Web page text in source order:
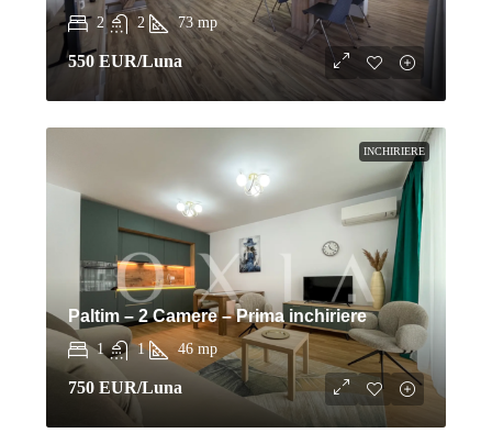
2 2 73 mp
550 EUR/Luna
INCHIRIERE
Paltim – 2 Camere – Prima inchiriere
1 1 46 mp
750 EUR/Luna